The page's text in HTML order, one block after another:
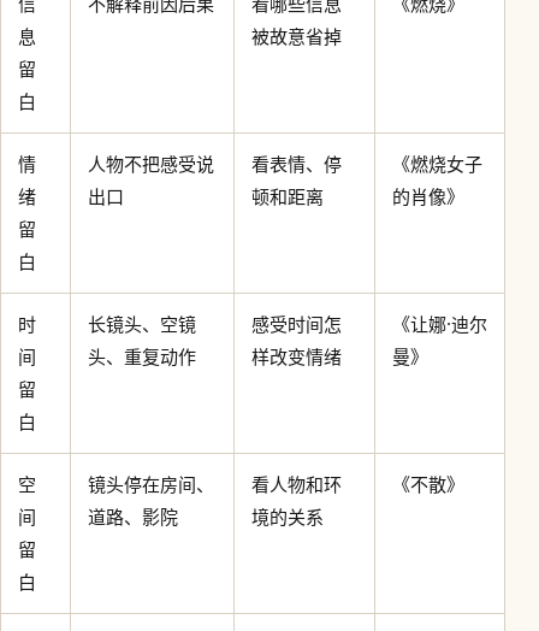
息
留
白
被故意省掉
情
绪
留
白
人物不把感受说
出口
看表情、停
顿和距离
《燃烧女子
的肖像》
时
间
留
白
长镜头、空镜
头、重复动作
感受时间怎
样改变情绪
《让娜·迪尔
曼》
空
间
留
白
镜头停在房间、
道路、影院
看人物和环
境的关系
《不散》